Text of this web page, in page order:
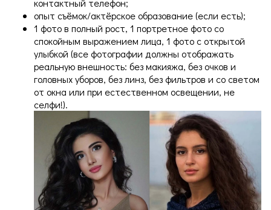
контактный телефон;
опыт съёмок/актёрское образование (если есть);
1 фото в полный рост, 1 портретное фото со
спокойным выражением лица, 1 фото с открытой
улыбкой (все фотографии должны отображать
реальную внешность: без макияжа, без очков и
головных уборов, без линз, без фильтров и со светом
от окна или при естественном освещении, не
селфи!).